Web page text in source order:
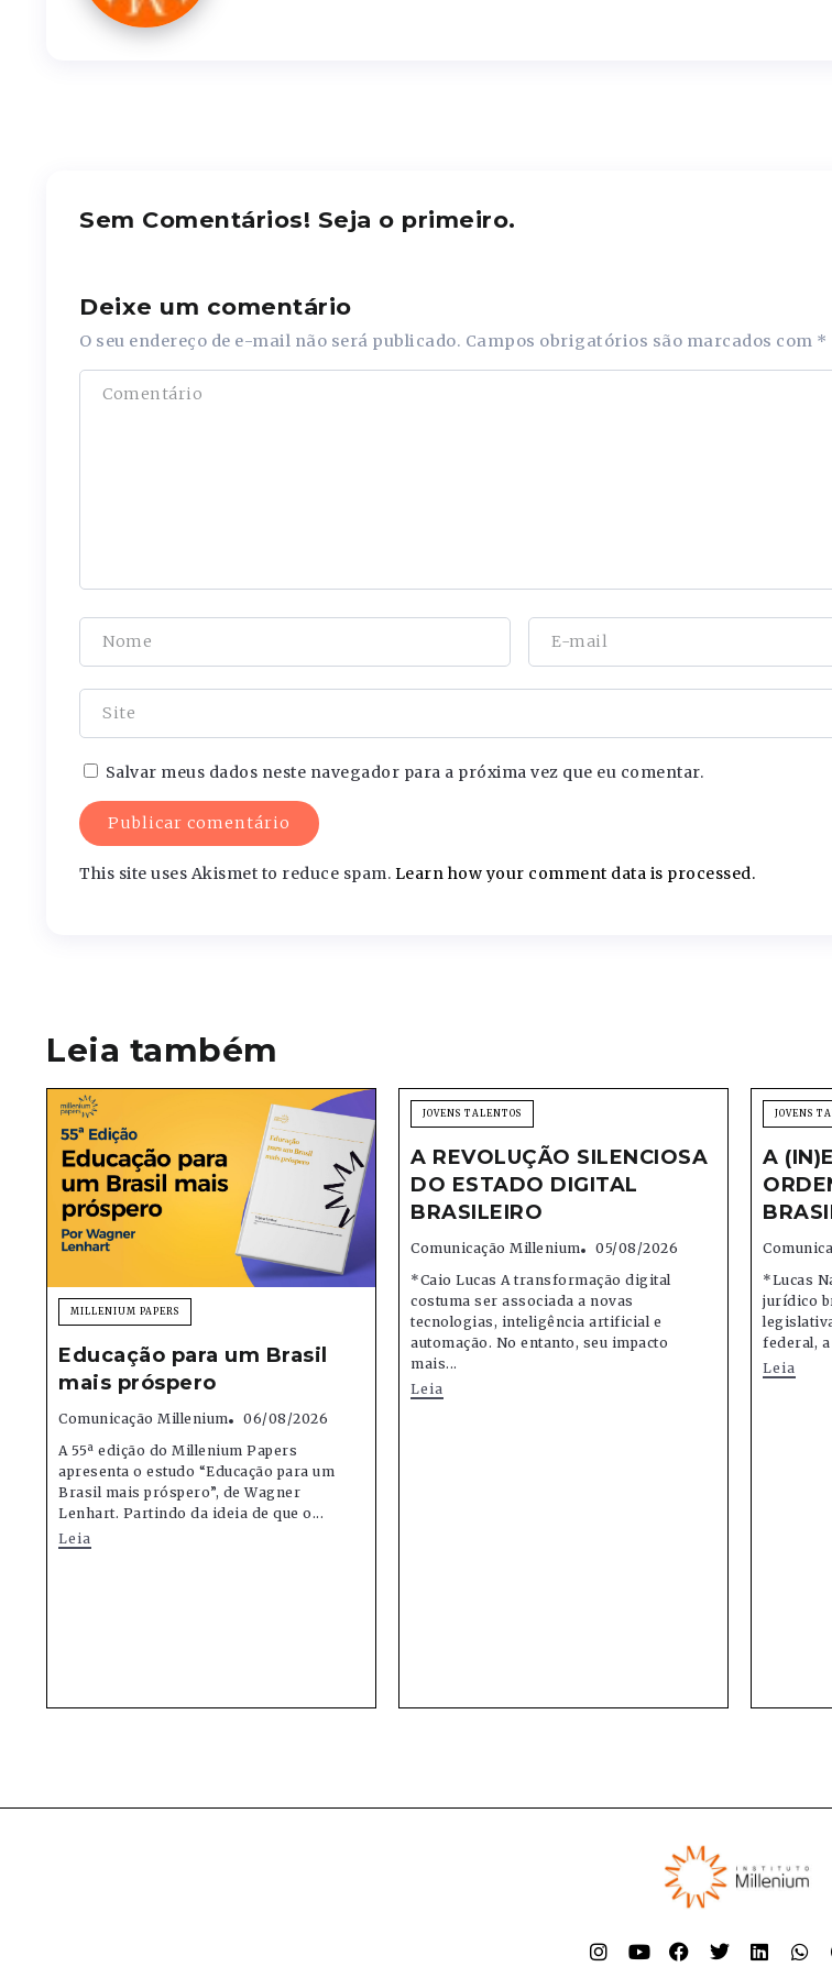
Sem Comentários! Seja o primeiro.
Deixe um comentário
O seu endereço de e-mail não será publicado. Campos obrigatórios são marcados com *
Salvar meus dados neste navegador para a próxima vez que eu comentar.
This site uses Akismet to reduce spam. Learn how your comment data is processed.
Leia também
MILLENIUM PAPERS
Educação para um Brasil
mais próspero
Comunicação Millenium
06/08/2026
A 55ª edição do Millenium Papers
apresenta o estudo “Educação para um
Brasil mais próspero”, de Wagner
Lenhart. Partindo da ideia de que o...
Leia
JOVENS TALENTOS
A REVOLUÇÃO SILENCIOSA
DO ESTADO DIGITAL
BRASILEIRO
Comunicação Millenium
05/08/2026
*Caio Lucas A transformação digital
costuma ser associada a novas
tecnologias, inteligência artificial e
automação. No entanto, seu impacto
mais...
Leia
JOVENS
A
*Lucas
jurídico
federal,
Leia